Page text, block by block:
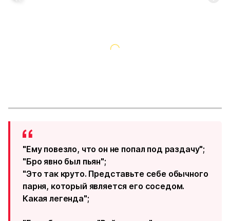
"Ему повезло, что он не попал под раздачу";
"Бро явно был пьян";
"Это так круто. Представьте себе обычного
парня, который является его соседом.
Какая легенда";